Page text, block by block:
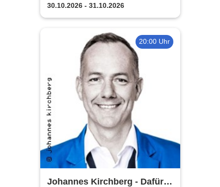
30.10.2026 - 31.10.2026
20:00 Uhr
Johannes Kirchberg - Dafür